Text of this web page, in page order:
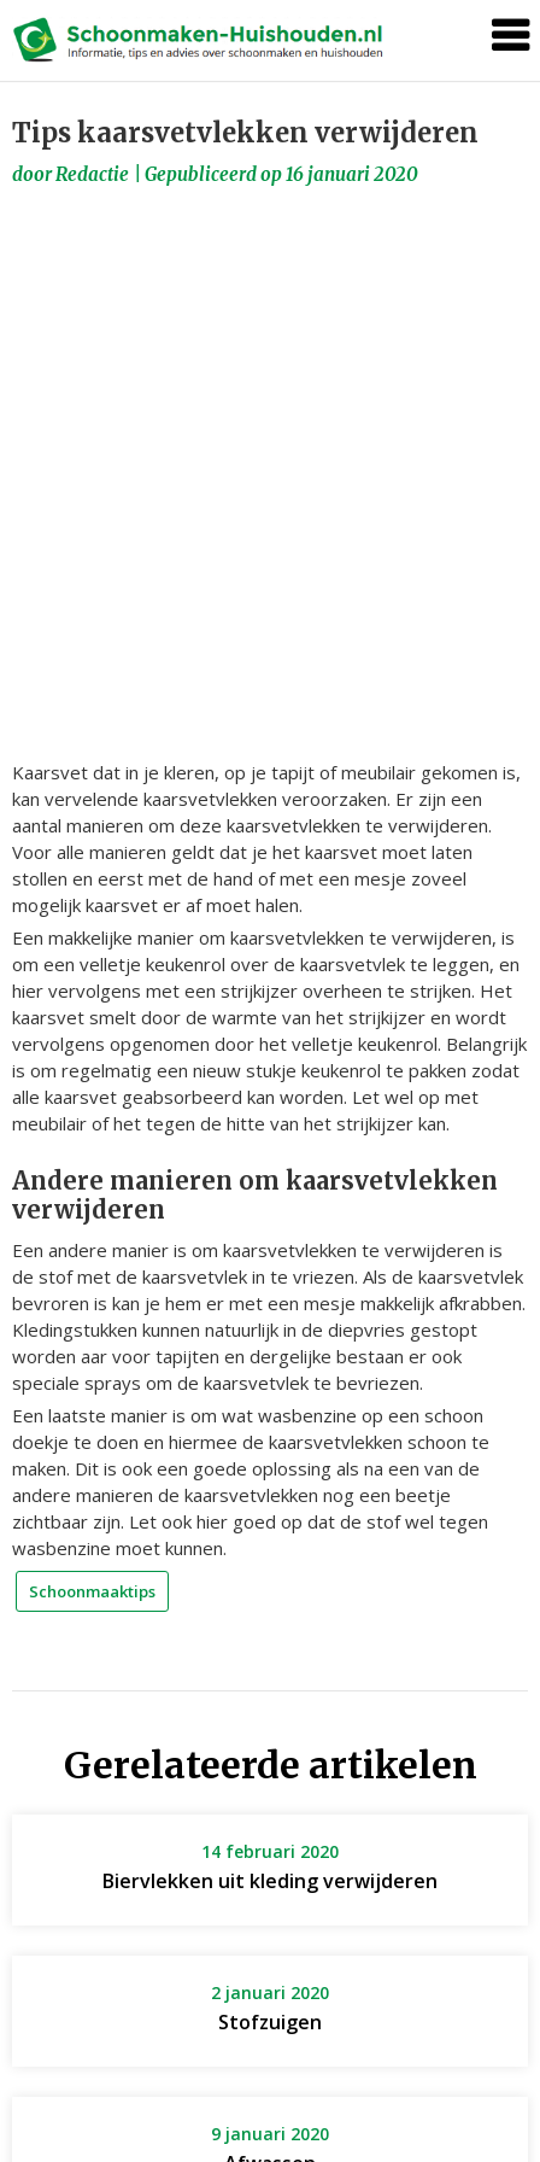
Skip
content
Tips kaarsvetvlekken verwijderen
doorRedactie Gepubliceerd op 16 januari 2020
Kaarsvet dat in je kleren, op je tapijt of meubilair gekomen is,
kan vervelende kaarsvetvlekken veroorzaken. Er zijn een
aantal manieren om deze kaarsvetvlekken te verwijderen.
Voor alle manieren geldt dat je het kaarsvet moet laten
stollen en eerst met de hand of met een mesje zoveel
mogelijk kaarsvet er af moet halen.
Een makkelijke manier om kaarsvetvlekken te verwijderen, is
om een velletje keukenrol over de kaarsvetvlek te leggen, en
hier vervolgens met een strijkijzer overheen te strijken. Het
kaarsvet smelt door de warmte van het strijkijzer en wordt
vervolgens opgenomen door het velletje keukenrol. Belangrijk
is om regelmatig een nieuw stukje keukenrol te pakken zodat
alle kaarsvet geabsorbeerd kan worden. Let wel op met
meubilair of het tegen de hitte van het strijkijzer kan.
Andere manieren om kaarsvetvlekken
verwijderen
Een andere manier is om kaarsvetvlekken te verwijderen is
de stof met de kaarsvetvlek in te vriezen. Als de kaarsvetvlek
bevroren is kan je hem er met een mesje makkelijk afkrabben.
Kledingstukken kunnen natuurlijk in de diepvries gestopt
worden aar voor tapijten en dergelijke bestaan er ook
speciale sprays om de kaarsvetvlek te bevriezen.
Een laatste manier is om wat wasbenzine op een schoon
doekje te doen en hiermee de kaarsvetvlekken schoon te
maken. Dit is ook een goede oplossing als na een van de
andere manieren de kaarsvetvlekken nog een beetje
zichtbaar zijn. Let ook hier goed op dat de stof wel tegen
wasbenzine moet kunnen.
Schoonmaaktips
Gerelateerde artikelen
14 februari 2020
Biervlekken uit kleding verwijderen
2 januari 2020
Stofzuigen
9 januari 2020